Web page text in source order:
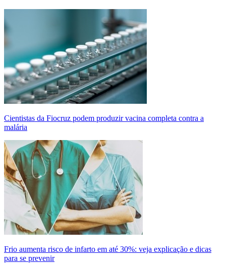
Cientistas da Fiocruz podem produzir vacina completa contra a
malária
Frio aumenta risco de infarto em até 30%: veja explicação e dicas
para se prevenir